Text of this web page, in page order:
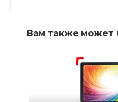
Вам также может